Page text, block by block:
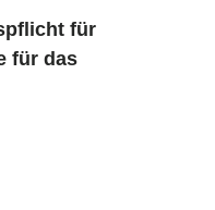
für
für das